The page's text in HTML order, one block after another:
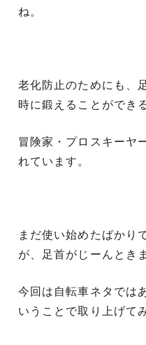
ね。
老化防止のためにも、
時に鍛えることができ
冒険家・プロスキーヤ
れています。
まだ使い始めたばかり
が、足首がじーんとき
今回は自転車ネタでは
いうことで取り上げて